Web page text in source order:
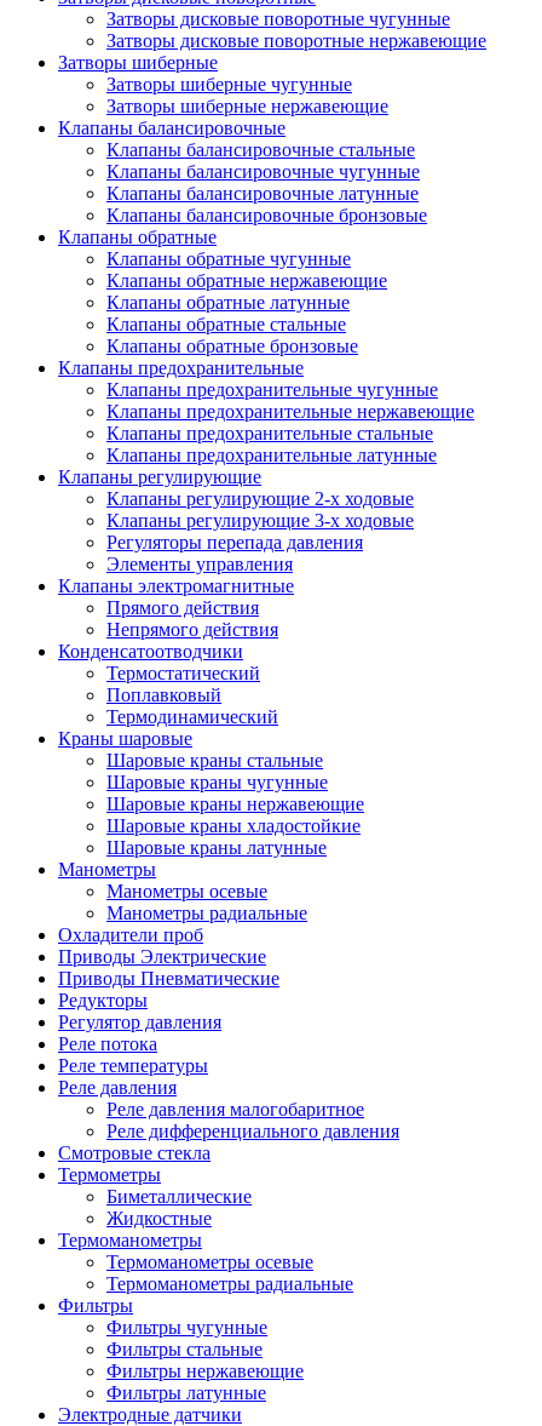
Затворы дисковые поворотные чугунные
Затворы дисковые поворотные нержавеющие
Затворы шиберные
Затворы шиберные чугунные
Затворы шиберные нержавеющие
Клапаны балансировочные
Клапаны балансировочные стальные
Клапаны балансировочные чугунные
Клапаны балансировочные латунные
Клапаны балансировочные бронзовые
Клапаны обратные
Клапаны обратные чугунные
Клапаны обратные нержавеющие
Клапаны обратные латунные
Клапаны обратные стальные
Клапаны обратные бронзовые
Клапаны предохранительные
Клапаны предохранительные чугунные
Клапаны предохранительные нержавеющие
Клапаны предохранительные стальные
Клапаны предохранительные латунные
Клапаны регулирующие
Клапаны регулирующие 2-х ходовые
Клапаны регулирующие 3-х ходовые
Регуляторы перепада давления
Элементы управления
Клапаны электромагнитные
Прямого действия
Непрямого действия
Конденсатоотводчики
Термостатический
Поплавковый
Термодинамический
Краны шаровые
Шаровые краны стальные
Шаровые краны чугунные
Шаровые краны нержавеющие
Шаровые краны хладостойкие
Шаровые краны латунные
Манометры
Манометры осевые
Манометры радиальные
Охладители проб
Приводы Электрические
Приводы Пневматические
Редукторы
Регулятор давления
Реле потока
Реле температуры
Реле давления
Реле давления малогобаритное
Реле дифференциального давления
Смотровые стекла
Термометры
Биметаллические
Жидкостные
Термоманометры
Термоманометры осевые
Термоманометры радиальные
Фильтры
Фильтры чугунные
Фильтры стальные
Фильтры нержавеющие
Фильтры латунные
Электродные датчики